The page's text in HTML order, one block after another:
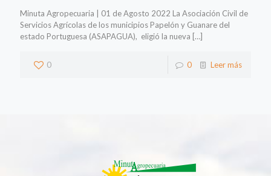
Minuta Agropecuaria | 01 de Agosto 2022 La Asociación Civil de
Servicios Agrícolas de los municipios Papelón y Guanare del
estado Portuguesa (ASAPAGUA), eligió la nueva […]
0 0 Leer más